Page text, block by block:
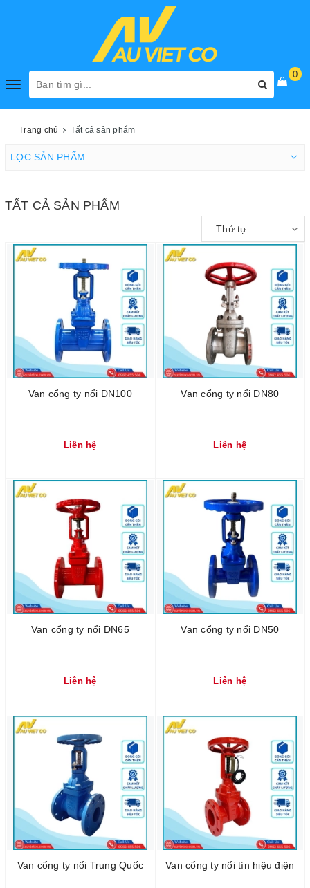
Toggle
0
Trang chủ Tất cả sản phẩm
LỌC SẢN PHẨM
TẤT CẢ SẢN PHẨM
Thứ tự
Van cổng ty nổi DN100
Liên hệ
Van cổng ty nổi DN80
Liên hệ
Van cổng ty nổi DN65
Liên hệ
Van cổng ty nổi DN50
Liên hệ
Van cổng ty nổi Trung Quốc Van cổng ty nổi tín hiệu điện